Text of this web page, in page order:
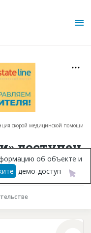
скорой медицинской помощи
доступен
об объекте и
демо-доступ